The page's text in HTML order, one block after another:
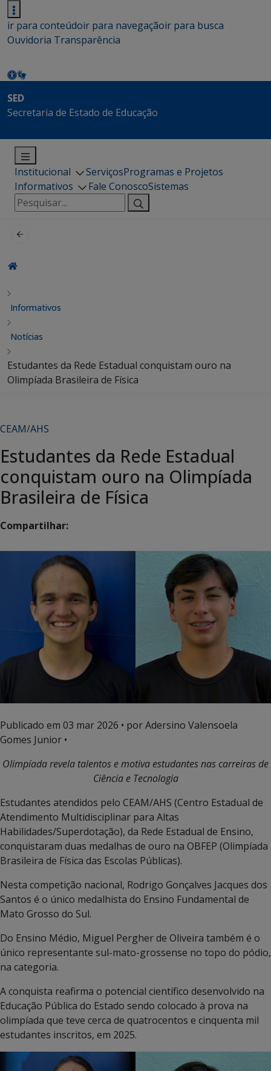
ir para conteúdoir para navegaçãoir para busca
Ouvidoria Transparência
SED
Secretaria de Estado de Educação
Institucional ServiçosProgramas e Projetos
Informativos
Fale ConoscoSistemas
Pesquisar
por:
Informativos
Notícias
Estudantes da Rede Estadual conquistam ouro na
Olimpíada Brasileira de Física
CEAM/AHS
Estudantes da Rede Estadual
conquistam ouro na Olimpíada
Brasileira de Física
Compartilhar:
Publicado em 03 mar 2026 • por Adersino Valensoela
Gomes Junior •
Olimpíada revela talentos e motiva estudantes nas carreiras de
Ciência e Tecnologia
Estudantes atendidos pelo CEAM/AHS (Centro Estadual de
Atendimento Multidisciplinar para Altas
Habilidades/Superdotação), da Rede Estadual de Ensino,
conquistaram duas medalhas de ouro na OBFEP (Olimpíada
Brasileira de Física das Escolas Públicas).
Nesta competição nacional, Rodrigo Gonçalves Jacques dos
Santos é o único medalhista do Ensino Fundamental de
Mato Grosso do Sul.
Do Ensino Médio, Miguel Pergher de Oliveira também é o
único representante sul-mato-grossense no topo do pódio,
na categoria.
A conquista reafirma o potencial científico desenvolvido na
Educação Pública do Estado sendo colocado à prova na
olimpíada que teve cerca de quatrocentos e cinquenta mil
estudantes inscritos, em 2025.